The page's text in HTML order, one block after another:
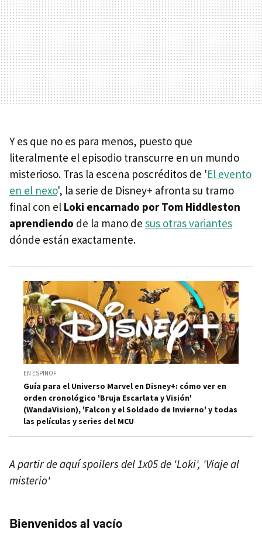
Y es que no es para menos, puesto que
literalmente el episodio transcurre en un mundo
misterioso. Tras la escena poscréditos de 'El evento
en el nexo', la serie de Disney+ afronta su tramo
final con el Loki encarnado por Tom Hiddleston
aprendiendo de la mano de sus otras variantes
dónde están exactamente.
EN ESPINOF
Guía para el Universo Marvel en Disney+: cómo ver en
orden cronológico 'Bruja Escarlata y Visión'
(WandaVision), 'Falcon y el Soldado de Invierno' y todas
las películas y series del MCU
A partir de aquí spoilers del 1x05 de 'Loki', 'Viaje al
misterio'
Bienvenidos al vacío